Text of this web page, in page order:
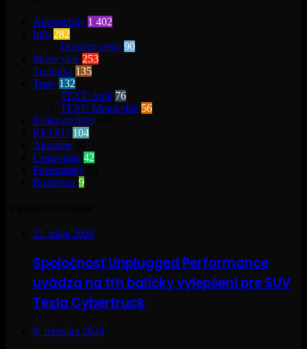
Automobily 1 402
Info 282
Domáce cesty 90
Motocykle 253
Technika 135
Testy 132
TEST: Autá 76
TEST: Motocykle 56
Elektromobily
RETRO 104
Aktuálne
Cestovanie 42
Pneumatiky
Rozhovor 9
21. mája 2026
Spoločnosť Unplugged Performance
uvádza na trh balíčky vylepšení pre SUV
Tesla Cybertruck
8. februára 2024